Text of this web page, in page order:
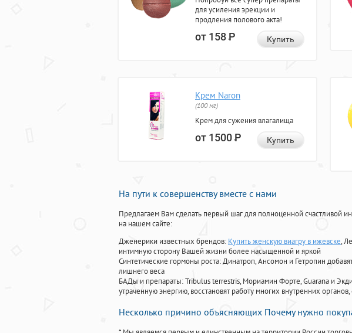
для усиления эрекции и
продления полового акта!
от 158Р Купить
Крем Naron
(100 мг)
Крем для сужения влагалища
от 1500Р Купить
На пути к совершенству вместе с нами
Предлагаем Вам сделать первый шаг для полноценной счастливой
на нашем сайте:
Дженерики известных брендов: Купить женскую виагру в ижевске,
интимную сторону Вашей жизни более насыщенной и яркой
Синтетические гормоны роста: Динатроп, Ансомон и Гетропин
лишнего веса
БАДы и препараты:Tribulus terrestris, Мориамин Форте, Guarana и
утраченную энергию, восстановят работу многих внутренних
Несколько причино объясняющих Почему нужно